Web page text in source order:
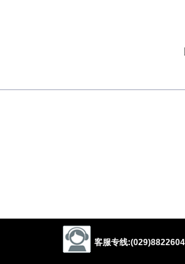
客服专线